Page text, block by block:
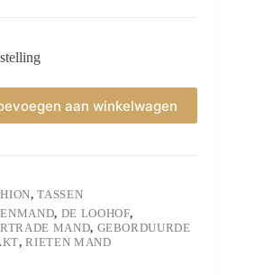
aan winkelwagen
,TASSEN
, DE LOOHOF,
MAND, GEBORDUURDE
,RIETEN MAND